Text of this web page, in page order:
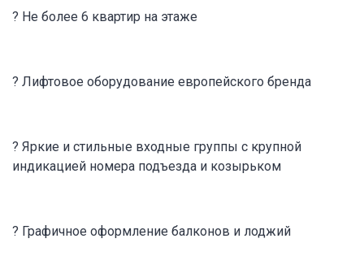
? Не более 6 квартир на этаже
? Лифтовое оборудование европейского бренда
? Яркие и стильные входные группы с крупной
индикацией номера подъезда и козырьком
? Графичное оформление балконов и лоджий